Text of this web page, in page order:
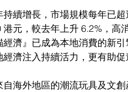
續增長，市場規模每年已
元，較去年上升 6.2%，
濟』已成為本地消費的新
濟注入持續活力，更有助促
海外地區的潮流玩具及文